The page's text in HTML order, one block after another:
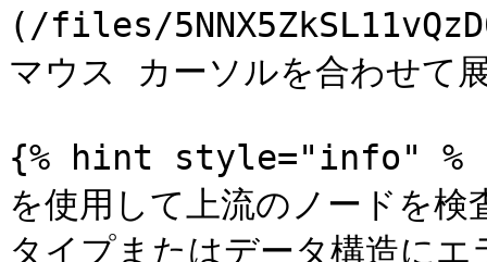
(/files/
マウス カーソルを合わせて
{% hint style="info" % }
を使用して上流のノードを
タイプまたはデータ構造に